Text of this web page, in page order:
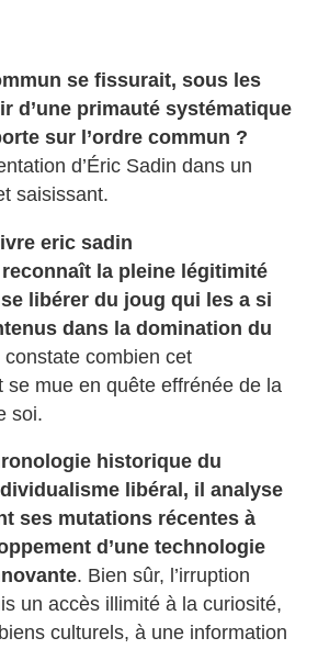
se fissurait, sous les
d’une primauté systématique
sur l’ordre commun ?
d’Éric Sadin dans un
saisissant.
reconnaît la pleine légitimité
libérer du joug qui les a si
dans la domination du
constate combien cet
se mue en quête effrénée de la
soi.
historique du
libéral, il analyse
ses mutations récentes à
d’une technologie
. Bien sûr, l’irruption
un accès illimité à la curiosité,
culturels, à une information